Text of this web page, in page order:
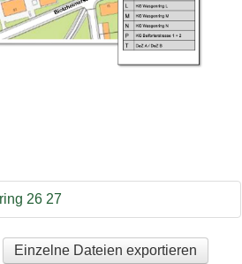
26 27
Einzelne Dateien exportieren